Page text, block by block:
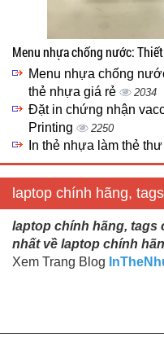
Menu nhựa chống nước:
Menu nhựa chống
thẻ nhựa giá rẻ
2034
Đặt in chứng nhận
Printing
2250
In thẻ nhựa làm thẻ
laptop chính hãng,
laptop chính hãng, tags
nhất về laptop chính
Xem Trang Blog